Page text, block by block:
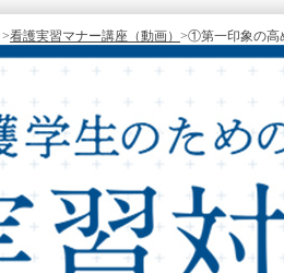
>看護実習マナー講座（動画） >①第一印象の高